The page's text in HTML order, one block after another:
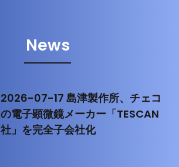
News
2026-07-17 島津製作所、チェコ
の電子顕微鏡メーカー「TESCAN
社」を完全子会社化